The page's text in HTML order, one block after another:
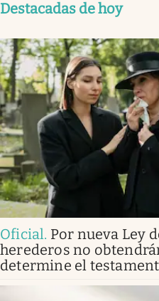
Destacadas de hoy
Oficial. Por nueva Ley
herederos no
determine el